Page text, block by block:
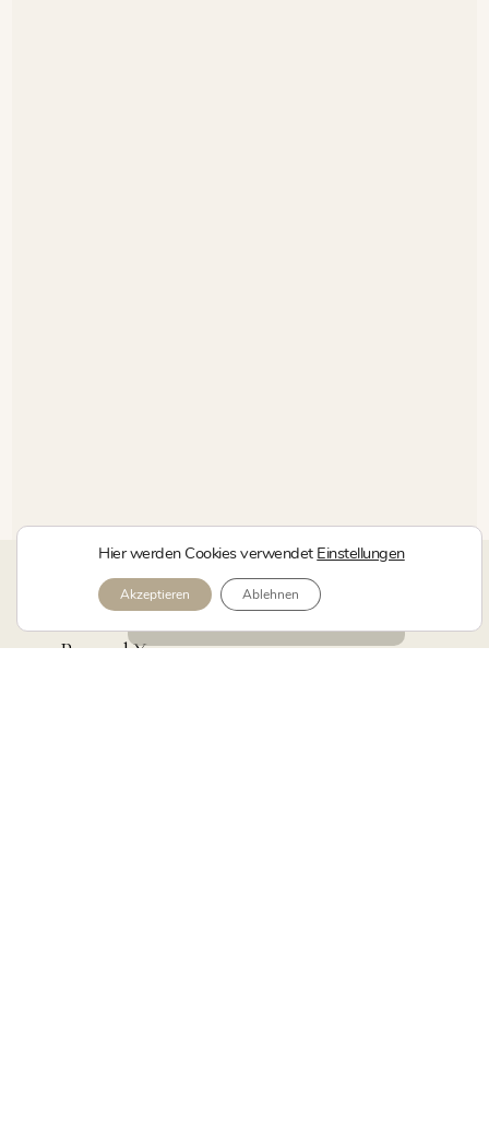
kerstin.yoga Shirts + mehr
Specials + News
Personal Yoga
Hier werden Cookies verwendet Einstellungen
Akzeptieren Ablehnen